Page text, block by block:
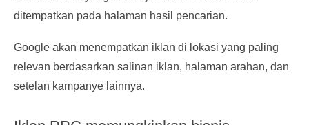
ditempatkan pada halaman hasil pencarian.
Google akan menempatkan iklan di lokasi yang paling
relevan berdasarkan salinan iklan, halaman arahan, dan
setelan kampanye lainnya.